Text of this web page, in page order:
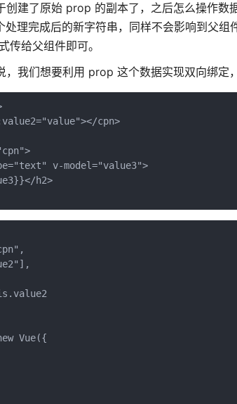
创建了原始 prop 的副本了，之后怎么操作
理完成后的新字符串，同样不会影响到父
传给父组件即可。
，我们想要利用 prop 这个数据实现双向绑定
cpn>
v-model="value3">
h2>
Vue({